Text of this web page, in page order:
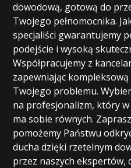
dowodową, gotową do
Twojego pełnomocnika.
specjaliści gwarantujemy
podejście i wysoką
Współpracujemy z
zapewniając
Twojego problemu.
na profesjonalizm, który
ma sobie równych.
pomożemy Państwu
ducha dzięki rzetelnym
przez naszych ekspertów,